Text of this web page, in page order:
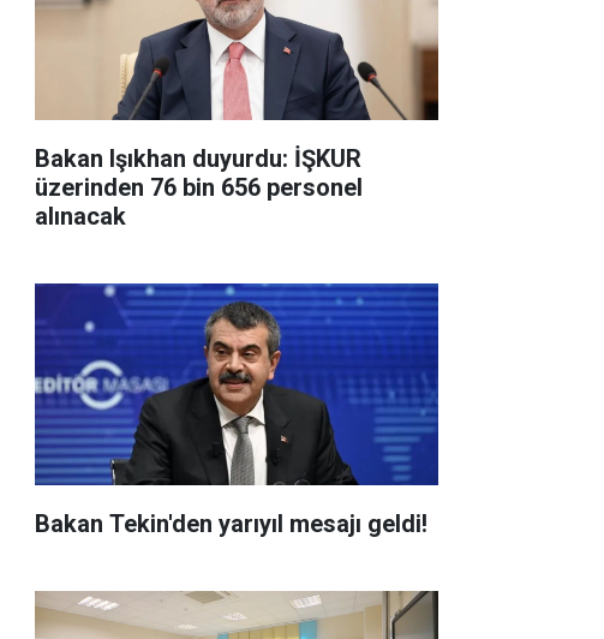
Bakan Işıkhan duyurdu: İŞKUR
üzerinden 76 bin 656 personel
alınacak
Bakan Tekin'den yarıyıl mesajı geldi!